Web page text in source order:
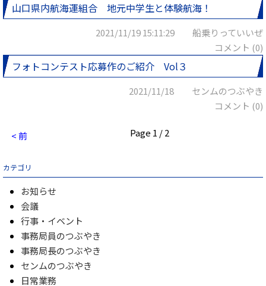
山口県内航海運組合 地元中学生と体験航海！
2021/11/19 15:11:29 船乗りっていいぜ
コメント (0)
フォトコンテスト応募作のご紹介 Vol３
2021/11/18 センムのつぶやき
コメント (0)
< 前 Page 1 / 2
カテゴリ
お知らせ
会議
行事・イベント
事務局員のつぶやき
事務局長のつぶやき
センムのつぶやき
日常業務